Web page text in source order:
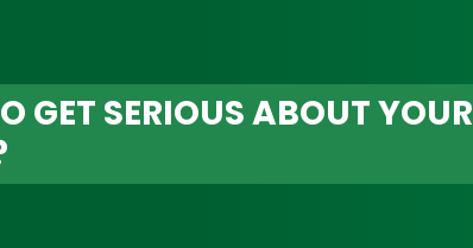
GET SERIOUS ABOUT YOUR